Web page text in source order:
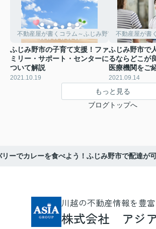
不動産屋が書くコラム～ふじみ野市～
ふじみ野市の子育て支援！ファ
ミリー・サポート・センターに
ついて解説
2021.10.19
不動産屋が書
ふじみ野市で
るならどこが
医療機関をご
2021.09.14
もっと見る
ブログトップへ
リーでカレーを食べよう！ふじみ野市で配達が
川越の不動産情報を豊
株式会社 アジ